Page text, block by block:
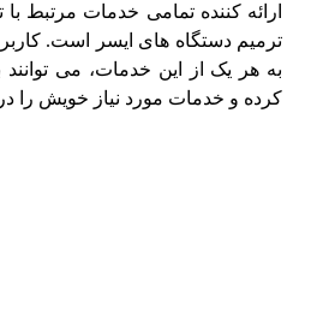
ارائه کننده تمامی خدمات مرتبط با
ترمیم دستگاه های ایسر است.
به هر یک از این خدمات، می توانند
کرده و خدمات مورد نیاز خویش را